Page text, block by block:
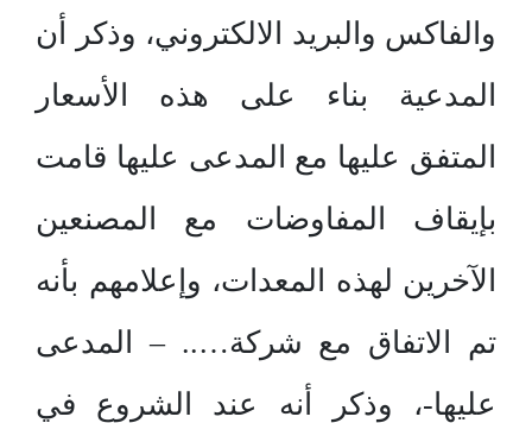
والفاكس والبريد الالكتروني، وذكر أن
المدعية بناء على هذه الأسعار
المتفق عليها مع المدعى عليها قامت
بإيقاف المفاوضات مع المصنعين
الآخرين لهذه المعدات، وإعلامهم بأنه
تم الاتفاق مع شركة….. – المدعى
عليها-، وذكر أنه عند الشروع في